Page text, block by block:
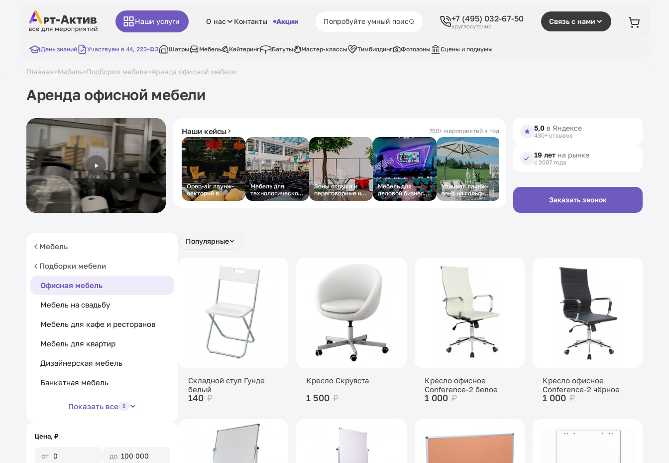
Наши услуги О нас Контакты Акции +7 (495) 032-67-50
круглосуточно
Связь с нами
День знаний Участвуем в 44, 223-ФЗ Шатры Мебель Кейтеринг Батуты Мастер-классы Тимбилдинг Фотозоны Сцены и подиумы
Главная>Мебель>Подборки мебели>Аренда офисной мебели
Аренда офисной мебели
Наши кейсы 750+ мероприятий в год
Open-air лаунж-
лекторий в
городском парке
Мебель для
технологического
бизнес-форума
Зоны отдыха и
переговорные на
молодёжном
Мебель для
деловой бизнес-
конференции
Уличная лаунж-
зона на гольф-
турнире
Летняя мебель на
фестиваль
5,0 в Яндексе
430+ отзывов
19 лет на рынке
с 2007 года
Заказать звонок
Мебель
Подборки мебели
Офисная мебель
Мебель на свадьбу
Мебель для кафе и ресторанов
Мебель для квартир
Дизайнерская мебель
Банкетная мебель
Показать все 1
Цена, ₽
от до
Популярные
Складной стул Гунде
белый
140 ₽
Кресло Скрувста
1 500 ₽
Кресло офисное
Conference-2 белое
1 000 ₽
Кресло офисное
Conference-2 чёрное
1 000 ₽